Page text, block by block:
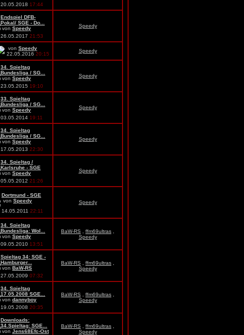
20.05.2018 17:44
Endspiel DFB-
Pokal/ SGE - Do...
von Speedy
26.05.2017 21:53
Speedy
von Speedy
22.05.2016 20:15
Speedy
34. Spieltag
Bundesliga / SG...
von Speedy
23.05.2015 19:10
Speedy
33. Spieltag
Bundesliga / SG...
von Speedy
03.05.2014 19:11
Speedy
34. Spieltag
Bundesliga / SG...
von Speedy
17.05.2013 22:30
Speedy
34. Spieltag /
Karlsruhe - SGE
von Speedy
05.05.2012 21:26
Speedy
Dortmund - SGE
von Speedy
14.05.2011 22:11
Speedy
34. Spieltag
Bundesliga: Wol...
von Speedy
09.05.2010 13:51
BaW-RS ffm69ultras
Speedy
Spieltag 34: SGE -
Hamburger...
von BaW-RS
27.05.2009 07:32
BaW-RS ffm69ultras
Speedy
34. Spieltag
17.05.2008 SGE...
von dannyboy
19.05.2008 20:35
BaW-RS ffm69ultras
Speedy
Downloads:
34.Spieltag: SGE...
von Jens68Efc-Ost
BaW-RS ffm69ultras
Speedy